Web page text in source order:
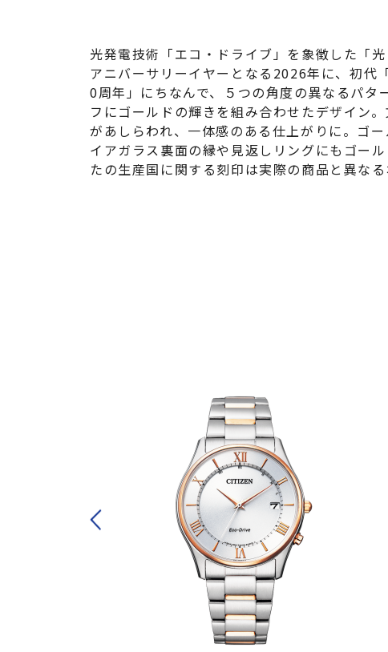
光発電技術「エコ・ドライブ」を象徴した「
アニバーサリーイヤーとなる2026年に、初
0周年」にちなんで、５つの角度の異なるパタ
フにゴールドの輝きを組み合わせたデザイン
があしらわれ、一体感のある仕上がりに。ゴ
イアガラス裏面の縁や見返しリングにもゴー
たの生産国に関する刻印は実際の商品と異なる